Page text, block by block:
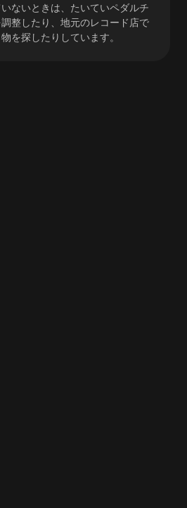
ないときは、たいていペダルチ
調整したり、地元のレコード店で
を探したりしています。